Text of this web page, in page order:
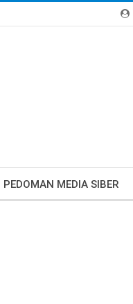
PEDOMAN MEDIA SIBER